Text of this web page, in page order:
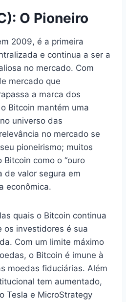
O Pioneiro
2009, é a primeira
e continua a ser a
no mercado. Com
mercado que
a marca dos
Bitcoin mantém uma
universo das
no mercado se
pioneirismo; muitos
como o “ouro
de valor segura em
econômica.
quais o Bitcoin continua
os investidores é sua
Com um limite máximo
o Bitcoin é imune à
moedas fiduciárias. Além
tem aumentado,
Tesla e MicroStrategy